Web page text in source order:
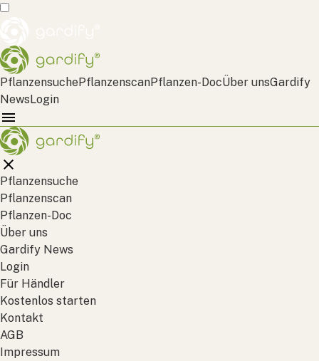
PflanzensuchePflanzenscanPflanzen-DocÜber unsGardify
NewsLogin
Pflanzensuche
Pflanzenscan
Pflanzen-Doc
Über uns
Gardify News
Login
Für Händler
Kostenlos starten
Kontakt
AGB
Impressum